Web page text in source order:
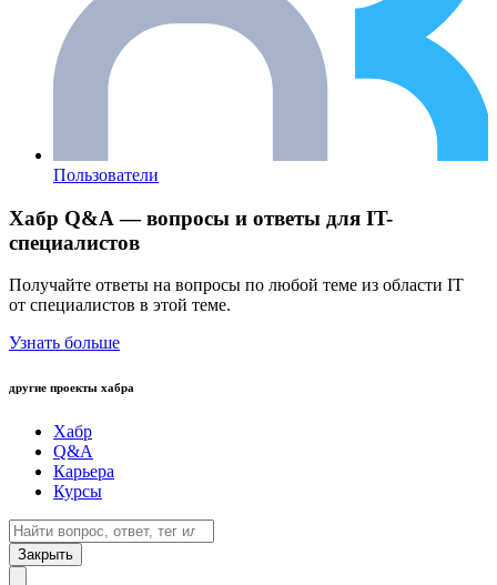
Пользователи
Хабр Q&A — вопросы и ответы для IT-
специалистов
Получайте ответы на вопросы по любой теме из области IT
от специалистов в этой теме.
Узнать больше
другие проекты хабра
Хабр
Q&A
Карьера
Курсы
Закрыть